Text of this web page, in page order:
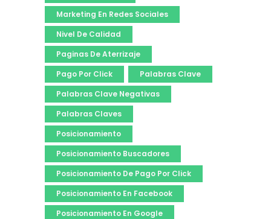
Marketing En Redes Sociales
Nivel De Calidad
Paginas De Aterrizaje
Pago Por Click
Palabras Clave
Palabras Clave Negativas
Palabras Claves
Posicionamiento
Posicionamiento Buscadores
Posicionamiento De Pago Por Click
Posicionamiento En Facebook
Posicionamiento En Google